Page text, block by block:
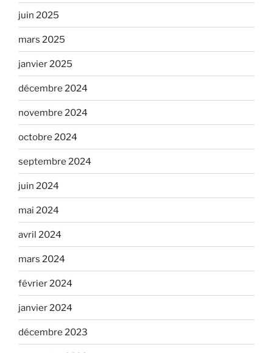
juin 2025
mars 2025
janvier 2025
décembre 2024
novembre 2024
octobre 2024
septembre 2024
juin 2024
mai 2024
avril 2024
mars 2024
février 2024
janvier 2024
décembre 2023